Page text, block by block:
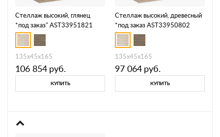
Стеллаж высокий, глянец
*под заказ" AST33951821
135x45x165
106 854 руб.
КУПИТЬ
Стеллаж высокий, древесный
*под заказ AST33950802
135x45x165
97 064 руб.
КУПИТЬ